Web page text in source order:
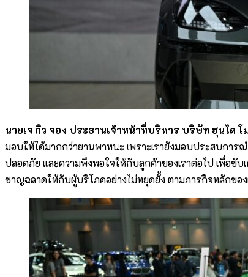
นายเจ กิว จอง ประธานเจ้าหน้าที่บริหาร บริษัท ฮุนได โ
มอบให้ได้มากกว่ายานพาหนะ เพราะเรายังมอบประสบกา
ปลอดภัย และความพึงพอใจให้กับลูกค้าของเราต่อไป เพื่อ
ชาญฉลาดให้กับผู้บริโภคอย่างไม่หยุดยั้ง ตามภารกิจหลักขอ